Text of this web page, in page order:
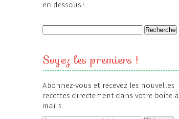
en dessous !
Soyez les premiers !
Abonnez-vous et recevez les nouvelles
recettes directement dans votre boîte à
mails.